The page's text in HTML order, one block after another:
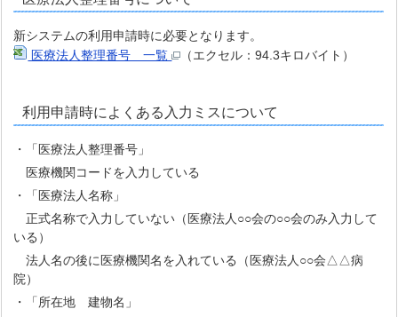
新システムの利用申請時に必要となります。
医療法人整理番号 一覧
（エクセル：94.3キロバイト）
利用申請時によくある入力ミスについて
・「医療法人整理番号」
医療機関コードを入力している
・「医療法人名称」
正式名称で入力していない（医療法人○○会の○○会のみ入力して
いる）
法人名の後に医療機関名を入れている（医療法人○○会△△病
院）
・「所在地 建物名」